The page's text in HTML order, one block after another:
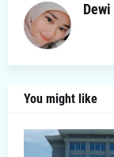
Dewi
You might like